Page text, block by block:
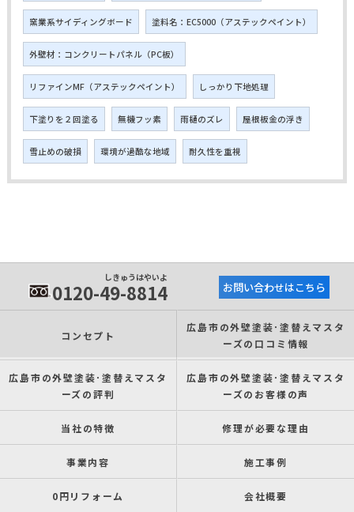
窯業系サイディングボード 塗料名：EC5000（アステックペイント）
外壁材：コンクリートパネル（PC板）
リファインMF（アステックペイント） しっかり下地処理
下塗りを２回塗る 無機フッ素 雨樋のズレ 屋根板金の浮き
雪止めの破損 環境が過酷な地域 耐久性を重視
しきゅうはやいよ
0120-49-8814 お問い合わせはこちら
コンセプト
広島市の外壁塗装･塗替えマスタ
ーズの口コミ情報
広島市の外壁塗装･塗替えマスタ
ーズの評判
広島市の外壁塗装･塗替えマスタ
ーズのお客様の声
当社の特徴 修理が必要な理由
事業内容 施工事例
0円リフォーム 会社概要